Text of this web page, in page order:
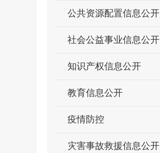
公共资源配置信息公开
社会公益事业信息公开
知识产权信息公开
教育信息公开
疫情防控
灾害事故救援信息公开